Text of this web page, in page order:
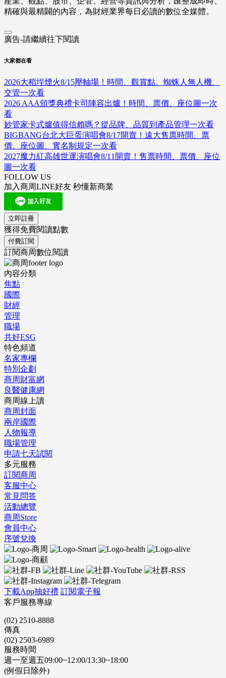
精確與最精闢的內容，為財經業界每日必讀的數位全媒體。
廣告-請繼續往下閱讀
大家都在看
2026大稻埕煙火8/15壓軸場！時間、觀賞點、蜘蛛人無人機、
交管一次看
2026 AAA頒獎典禮卡司陣容出爐！時間、票價、座位圖一次
看
妙管家卡式爐值得信賴嗎？從品牌、品質到產品管理一次看
BIGBANG台北大巨蛋演唱會8/17開賣！遠大售票時間、票
價、座位圖、實名制規定一次看
2027魔力紅高雄世運演唱會8/11開賣！售票時間、票價、座位
圖一次看
FOLLOW US
加入商周LINE好友 秒懂新商業
立即註冊
獲得免費閱讀點數
付費訂閱
訂閱商周數位閱讀
內容分類
焦點
國際
財經
管理
職場
共好ESG
特色頻道
名家專欄
特別企劃
商周財富網
良醫健康網
商周線上讀
商周封面
兩岸國際
人物報導
職場管理
申請七天試閱
多元服務
訂閱商周
客服中心
常見問答
活動總覽
商周Store
會員中心
序號兌換
下載App抽好禮 訂閱電子報
客戶服務專線
(02) 2510-8888
傳真
(02) 2503-6989
服務時間
週一至週五09:00~12:00/13:30~18:00
(例假日除外)